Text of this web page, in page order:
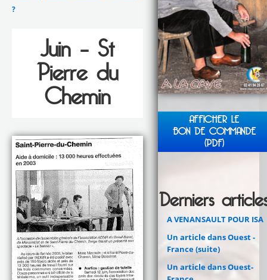
?
Juin – St
Pierre du
Chemin
AFFICHER LE
BON DE COMMANDE
(PDF)
Derniers
A VENANSAULT POUR ISA
Un article dans Ouest -
France (suite)
Un article dans Ouest-